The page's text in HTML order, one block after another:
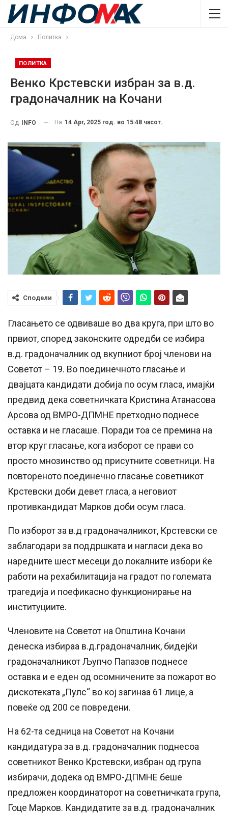
Дома Политка
ПОЛИТКА
Венко Крстевски избран за в.д.
градоначалник на Кочани
Од INFO На 14 Apr, 2025 год. во 15:48 часот.
Сподели
Гласањето се одвиваше во два круга, при што во
првиот, според законските одредби се избира
в.д. градоначалник од вкупниот број членови на
Советот – 19. Во поединечното гласање и
двајцата кандидати добија по осум гласа, имајќи
предвид дека советничката Кристина Атанасова
Арсова од ВМРО-ДПМНЕ претходно поднесе
оставка и не гласаше. Поради тоа се премина на
втор круг гласање, кога изборот се прави со
просто мнозинство од присутните советници. На
повтореното поединечно гласање советникот
Крстевски доби девет гласа, а неговиот
противкандидат Марков доби осум гласа.
По изборот за в.д градоначалникот, Крстевски се
заблагодари за поддршката и нагласи дека во
наредните шест месеци до локалните избори ќе
работи на рехабилитација на градот по големата
трагедија и поефикасно функционирање на
институциите.
Членовите на Советот на Општина Кочани
денеска избираа в.д.градоначалник, бидејќи
градоначалникот Љупчо Папазов поднесе
оставка и е еден од осомничените за пожарот во
дискотеката „Пулс“ во кој загинаа 61 лице, а
повеќе од 200 се повредени.
На 62-та седница на Советот на Кочани
кандидатура за в.д. градоначалник поднесоа
советникот Венко Крстевски, избран од група
избирачи, додека од ВМРО-ДПМНЕ беше
предложен координаторот на советничката група,
Гоце Марков. Кандидатите за в.д. градоначалник